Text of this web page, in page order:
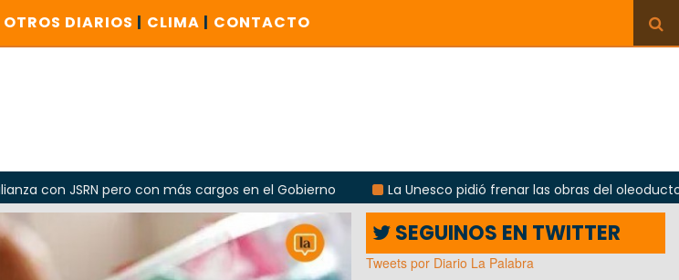
OTROS DIARIOS | CLIMA | CONTACTO
pero con más cargos en el Gobierno
La Unesco pidió frenar las obras del oleoducto en Punta
SEGUINOS EN TWITTER
Tweets por Diario La Palabra